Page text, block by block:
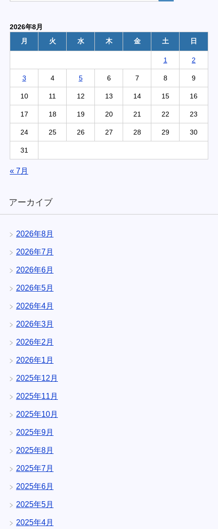
2026年8月
月
火 水 木 金 土 日
1 2
3 4 5 6 7 8 9
10 11 12 13 14 15 16
17 18 19 20 21 22 23
24 25 26 27 28 29 30
31
« 7月
アーカイブ
2026年8月
2026年7月
2026年6月
2026年5月
2026年4月
2026年3月
2026年2月
2026年1月
2025年12月
2025年11月
2025年10月
2025年9月
2025年8月
2025年7月
2025年6月
2025年5月
2025年4月